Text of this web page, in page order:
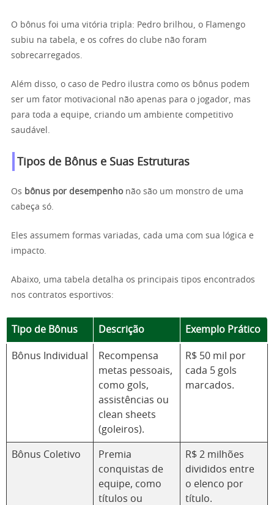
O bônus foi uma vitória tripla: Pedro brilhou, o Flamengo
subiu na tabela, e os cofres do clube não foram
sobrecarregados.
Além disso, o caso de Pedro ilustra como os bônus podem
ser um fator motivacional não apenas para o jogador, mas
para toda a equipe, criando um ambiente competitivo
saudável.
Tipos de Bônus e Suas Estruturas
Os bônus por desempenhonão são um monstro de uma
cabeça só.
Eles assumem formas variadas, cada uma com sua lógica e
impacto.
Abaixo, uma tabela detalha os principais tipos encontrados
nos contratos esportivos:
Tipo de Bônus Descrição Exemplo Prático
Bônus Individual
Recompensa
metas pessoais,
como gols,
assistências ou
clean sheets
(goleiros).
R$ 50 mil por
cada 5 gols
marcados.
Bônus Coletivo
Premia
conquistas de
equipe, como
títulos ou
R$ 2 milhões
divididos entre
o elenco por
título.